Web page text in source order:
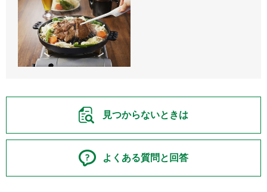
見つからないときは
よくある質問と回答